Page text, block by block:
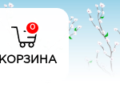
0
КОРЗИНА